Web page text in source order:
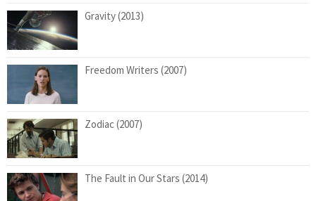
Gravity (2013)
Freedom Writers (2007)
Zodiac (2007)
The Fault in Our Stars (2014)